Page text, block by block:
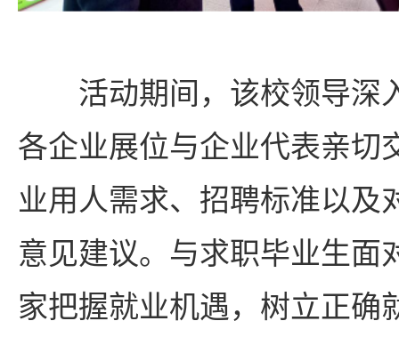
活动期间，该校领导深
各企业展位与企业代表亲切
业用人需求、招聘标准以及
意见建议。与求职毕业生面
家把握就业机遇，树立正确